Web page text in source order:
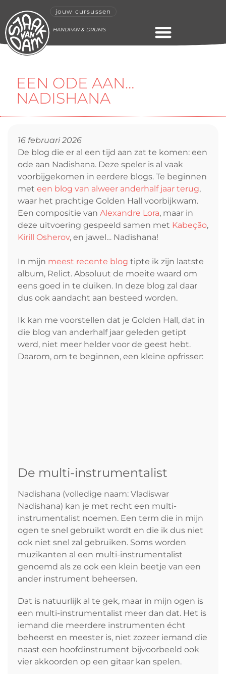
jouw cursussen
HANDPAN & DRUMS
EEN ODE AAN…
NADISHANA
16 februari 2026
De blog die er al een tijd aan zat te komen: een
ode aan Nadishana. Deze speler is al vaak
voorbijgekomen in eerdere blogs. Te beginnen
met een blog van alweer anderhalf jaar terug,
waar het prachtige Golden Hall voorbijkwam.
Een compositie van Alexandre Lora, maar in
deze uitvoering gespeeld samen met Kabeção,
Kirill Osherov, en jawel… Nadishana!
In mijn meest recente blog tipte ik zijn laatste
album, Relict. Absoluut de moeite waard om
eens goed in te duiken. In deze blog zal daar
dus ook aandacht aan besteed worden.
Ik kan me voorstellen dat je Golden Hall, dat in
die blog van anderhalf jaar geleden getipt
werd, niet meer helder voor de geest hebt.
Daarom, om te beginnen, een kleine opfrisser:
De multi-instrumentalist
Nadishana (volledige naam: Vladiswar
Nadishana) kan je met recht een multi-
instrumentalist noemen. Een term die in mijn
ogen te snel gebruikt wordt en die ik dus niet
ook niet snel zal gebruiken. Soms worden
muzikanten al een multi-instrumentalist
genoemd als ze ook een klein beetje van een
ander instrument beheersen.
Dat is natuurlijk al te gek, maar in mijn ogen is
een multi-instrumentalist meer dan dat. Het is
iemand die meerdere instrumenten écht
beheerst en meester is, niet zozeer iemand die
naast een hoofdinstrument bijvoorbeeld ook
vier akkoorden op een gitaar kan spelen.